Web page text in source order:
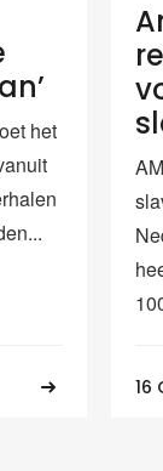
het
16